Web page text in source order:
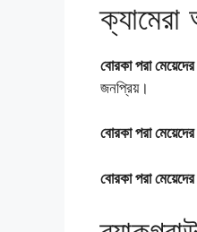
বোরকা পরা
জনপ্রিয়।
বোরকা পরা
বোরকা পরা